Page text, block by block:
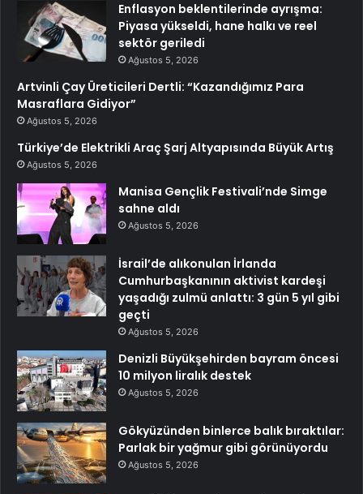
Enflasyon beklentilerinde ayrışma:
Piyasa yükseldi, hane halkı ve reel
sektör geriledi
Ağustos 5, 2026
Artvinli Çay Üreticileri Dertli: “Kazandığımız Para
Masraflara Gidiyor”
Ağustos 5, 2026
Türkiye’de Elektrikli Araç Şarj Altyapısında Büyük Artış
Ağustos 5, 2026
Manisa Gençlik Festivali’nde Simge
sahne aldı
Ağustos 5, 2026
İsrail’de alıkonulan İrlanda
Cumhurbaşkanının aktivist kardeşi
yaşadığı zulmü anlattı: 3 gün 5 yıl gibi
geçti
Ağustos 5, 2026
Denizli Büyükşehirden bayram öncesi
10 milyon liralık destek
Ağustos 5, 2026
Gökyüzünden binlerce balık bıraktılar:
Parlak bir yağmur gibi görünüyordu
Ağustos 5, 2026